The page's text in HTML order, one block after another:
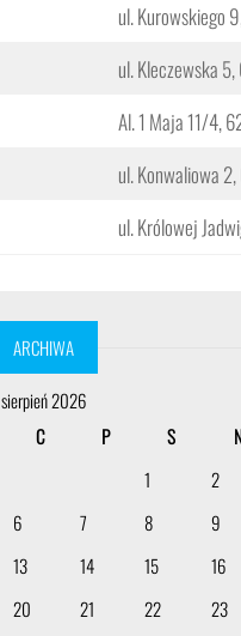
ul. Kurowskiego
ul. Kleczewska
Al. 1 Maja 11/4,
ul. Konwaliowa
ul. Królowej
ARCHIWA
sierpień 2026
C P S
1
2
6 7 8
9
13 14 15
16
20 21 22 23